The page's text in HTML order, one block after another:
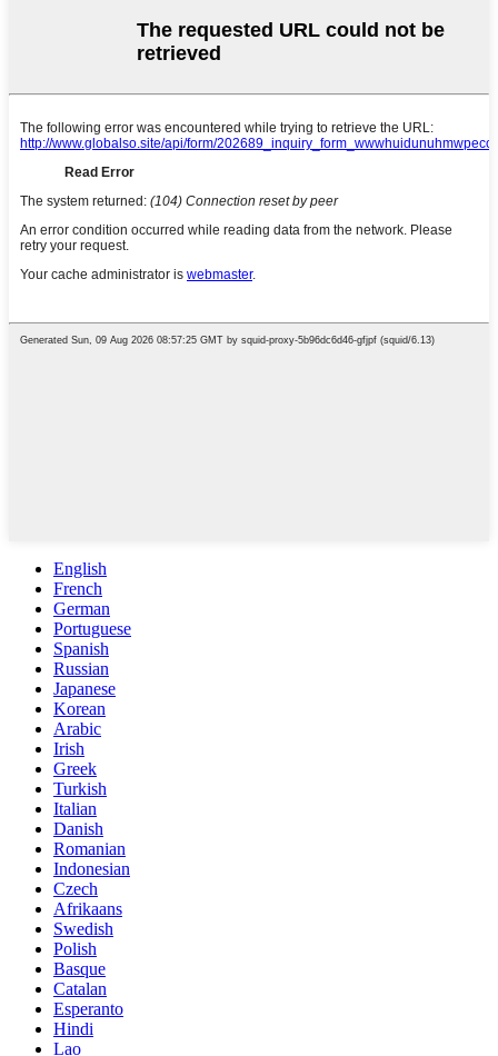
English
French
German
Portuguese
Spanish
Russian
Japanese
Korean
Arabic
Irish
Greek
Turkish
Italian
Danish
Romanian
Indonesian
Czech
Afrikaans
Swedish
Polish
Basque
Catalan
Esperanto
Hindi
Lao